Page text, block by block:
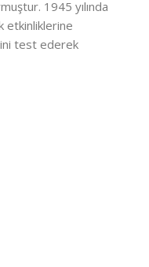
1945 yılında
etkinliklerine
test ederek